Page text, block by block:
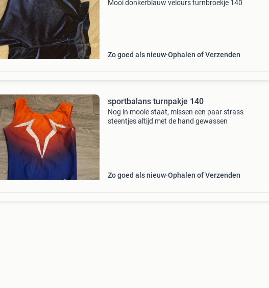
Mooi donkerblauw velours turnbroekje 140
Zo goed als nieuw Ophalen of Verzenden
sportbalans turnpakje 140
Nog in mooie staat, missen een paar strass
steentjes altijd met de hand gewassen
Zo goed als nieuw Ophalen of Verzenden